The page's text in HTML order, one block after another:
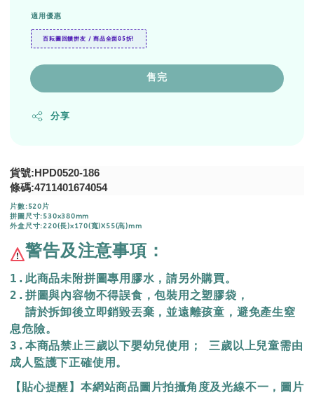
適用優惠
百耘圖回饋拼友 / 商品全面85折!
售完
分享
貨號:HPD0520-186
條碼:4711401674054
片數:520片
拼圖尺寸:530x380mm
外盒尺寸:220(長)x170(寬)X55(高)mm
警告及注意事項：
1.此商品未附拼圖專用膠水，請另外購買。
2.拼圖與內容物不得誤食，包裝用之塑膠袋，
  請於拆卸後立即銷毀丟棄，
並遠離孩童，避免產生窒
息危險。
3.本商品禁止三歲以下嬰幼兒使用； 三歲以上兒童需由
成人監護下正確使用。
【貼心提醒】本網站商品圖片拍攝角度及光線不一，圖片